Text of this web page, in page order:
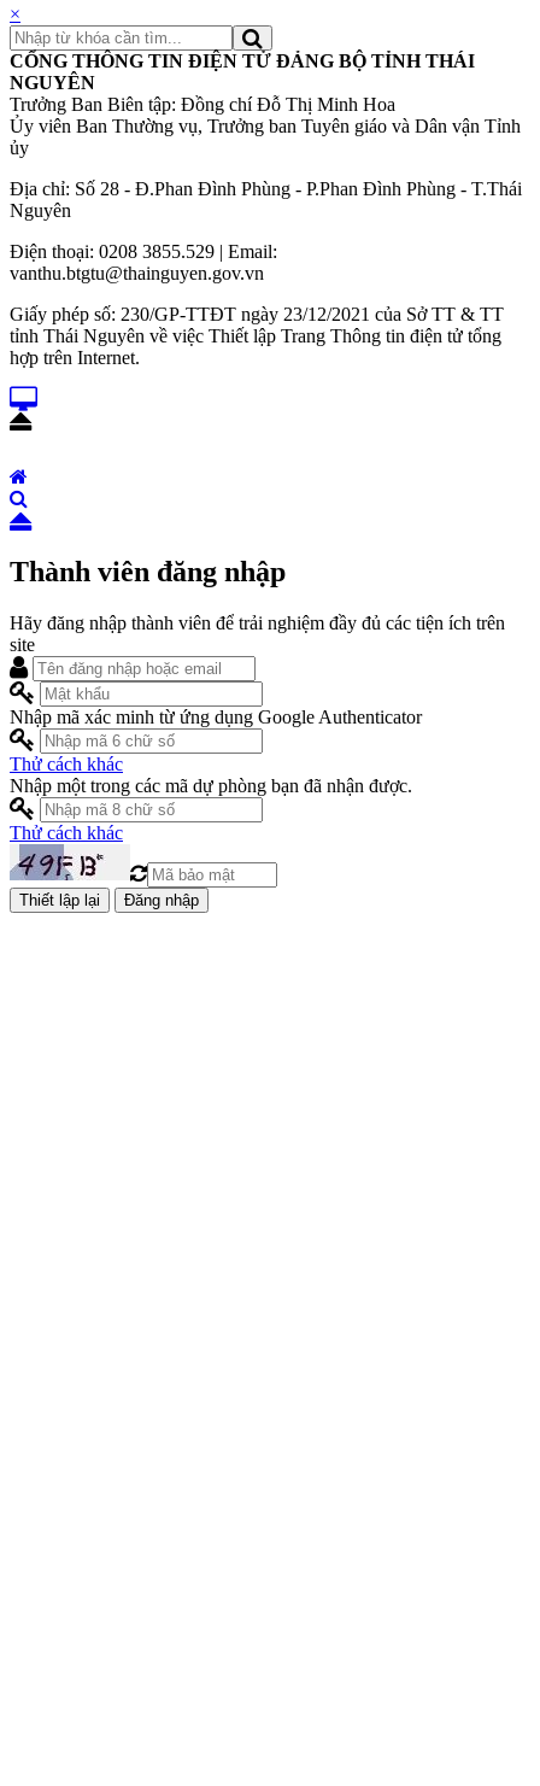
×
CỔNG THÔNG TIN ĐIỆN TỬ ĐẢNG BỘ TỈNH THÁI
NGUYÊN
Trưởng Ban Biên tập: Đồng chí Đỗ Thị Minh Hoa
Ủy viên Ban Thường vụ, Trưởng ban Tuyên giáo và Dân vận Tỉnh
ủy
Địa chỉ: Số 28 - Đ.Phan Đình Phùng - P.Phan Đình Phùng - T.Thái
Nguyên
Điện thoại: 0208 3855.529 | Email:
vanthu.btgtu@thainguyen.gov.vn
Giấy phép số: 230/GP-TTĐT ngày 23/12/2021 của Sở TT & TT
tỉnh Thái Nguyên về việc Thiết lập Trang Thông tin điện tử tổng
hợp trên Internet.
Thành viên đăng nhập
Hãy đăng nhập thành viên để trải nghiệm đầy đủ các tiện ích trên
site
Nhập mã xác minh từ ứng dụng Google Authenticator
Thử cách khác
Nhập một trong các mã dự phòng bạn đã nhận được.
Thử cách khác
Đăng nhập